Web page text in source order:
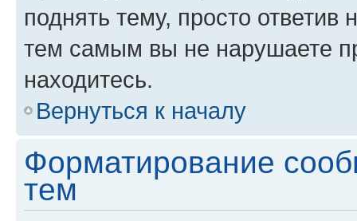
поднять тему, просто ответив
тем самым вы не нарушаете
находитесь.
Вернуться к началу
Форматирование
тем